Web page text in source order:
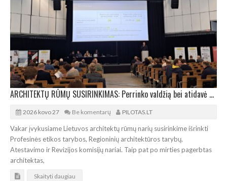
ARCHITEKTŲ RŪMŲ SUSIRINKIMAS: Perrinko valdžią bei atidavė pagarbą Audriui Karaliui
2026 kovo 27 Be komentarų PILOTAS.LT
Vakar įvykusiame Lietuvos architektų rūmų narių susirinkime išrinkti
Profesinės etikos tarybos, Regioninių architektūros tarybų,
Atestavimo ir Revizijos komisijų nariai. Taip pat po mirties pagerbtas
architektas,
Skaityti daugiau